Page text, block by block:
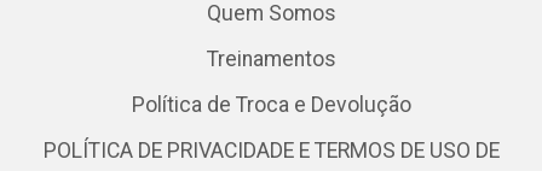
Quem Somos
Treinamentos
Política de Troca e Devolução
POLÍTICA DE PRIVACIDADE E TERMOS DE USO DE